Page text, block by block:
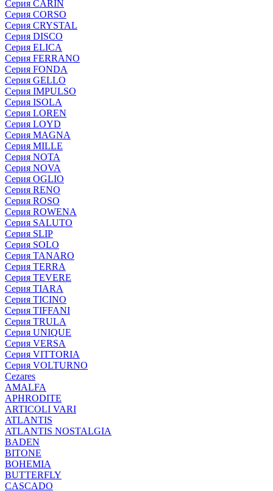
Серия CARIN
Серия CORSO
Серия CRYSTAL
Серия DISCO
Серия ELICA
Серия FERRANO
Серия FONDA
Серия GELLO
Серия IMPULSO
Серия ISOLA
Серия LOREN
Серия LOYD
Серия MAGNA
Серия MILLE
Серия NOTA
Серия NOVA
Серия OGLIO
Серия RENO
Серия ROSO
Серия ROWENA
Серия SALUTO
Серия SLIP
Серия SOLO
Серия TANARO
Серия TERRA
Серия TEVERE
Серия TIARA
Серия TICINO
Серия TIFFANI
Серия TRULA
Серия UNIQUE
Серия VERSA
Серия VITTORIA
Серия VOLTURNO
Cezares
AMALFA
APHRODITE
ARTICOLI VARI
ATLANTIS
ATLANTIS NOSTALGIA
BADEN
BITONE
BOHEMIA
BUTTERFLY
CASCADO